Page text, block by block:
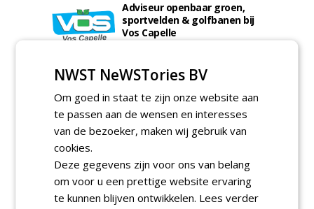
Adviseur openbaar groen,
sportvelden & golfbanen bij
Vos Capelle
bij Dabekausen
Projectcoördinator milieu en
saneringen JdB groep
30-06-2026, Hoofddorp
Werkvoorbereider /
calculator Groendaken bij
Wallaard
30-06-2026, Noordeloos
NWST NeWSTories BV
Om goed in staat te zijn onze website aan
te passen aan de wensen en interesses
van de bezoeker, maken wij gebruik van
cookies.
Deze gegevens zijn voor ons van belang
om voor u een prettige website ervaring
te kunnen blijven ontwikkelen. Lees verder